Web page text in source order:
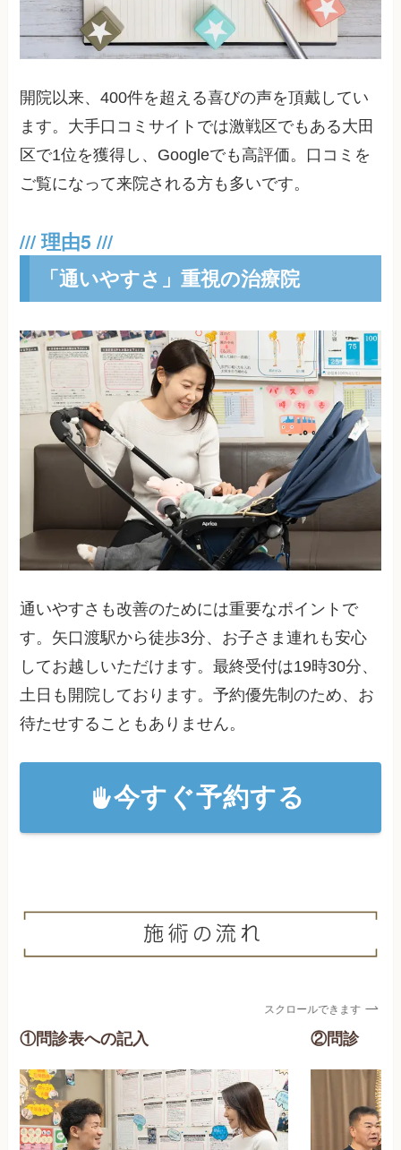
開院以来、400件を超える喜びの声を頂戴してい
ます。大手口コミサイトでは激戦区でもある大田
区で1位を獲得し、Googleでも高評価。口コミを
ご覧になって来院される方も多いです。
「通いやすさ」重視の治療院
通いやすさも改善のためには重要なポイントで
す。矢口渡駅から徒歩3分、お子さま連れも安心
してお越しいただけます。最終受付は19時30分、
土日も開院しております。予約優先制のため、お
待たせすることもありません。
今すぐ予約する
スクロールできます
①問診表への記入 ②問診